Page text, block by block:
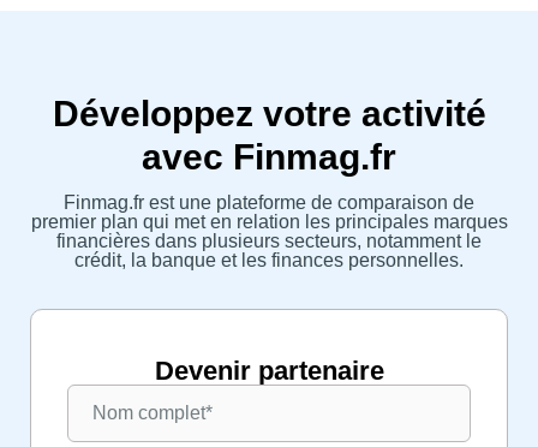
Développez votre activité
avec Finmag.fr
Finmag.fr est une plateforme de comparaison de
premier plan qui met en relation les principales marques
financières dans plusieurs secteurs, notamment le
crédit, la banque et les finances personnelles.
Devenir partenaire